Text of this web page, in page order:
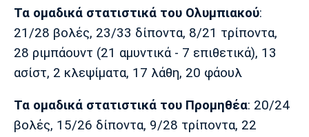
Τα ομαδικά στατιστικά του Ολυμπιακού:
21/28 βολές, 23/33 δίποντα, 8/21 τρίποντα,
28 ριμπάουντ (21 αμυντικά - 7 επιθετικά), 13
ασίστ, 2 κλεψίματα, 17 λάθη, 20 φάουλ
Τα ομαδικά στατιστικά του Προμηθέα: 20/24
βολές, 15/26 δίποντα, 9/28 τρίποντα, 22